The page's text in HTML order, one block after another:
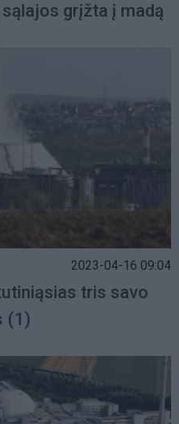
grįžta į madą
2023-04-16 09:04
tris savo
(1)